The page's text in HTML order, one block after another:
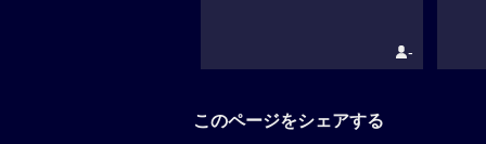
-
このページをシェアする